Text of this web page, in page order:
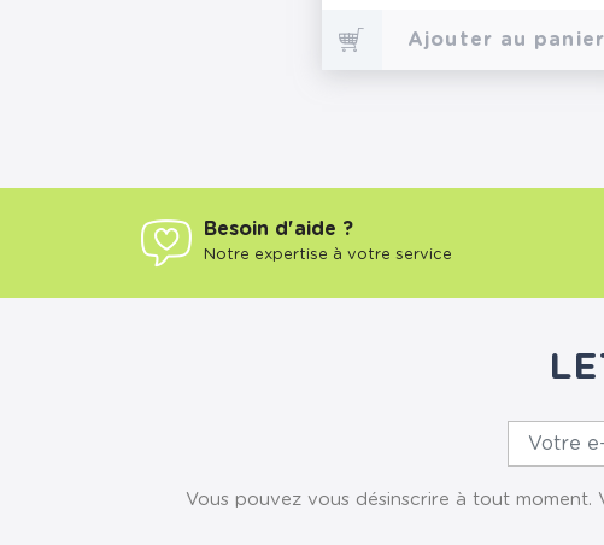
Ajouter au panier
Besoin d'aide ?
Notre expertise à votre service
Vous pouvez vous désinscrire à tout